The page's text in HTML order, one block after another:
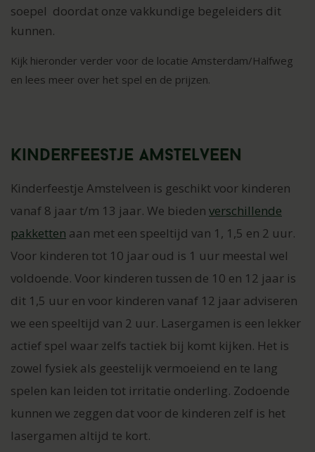
soepel doordat onze vakkundige begeleiders dit
kunnen.
Kijk hieronder verder voor de locatie Amsterdam/Halfweg
en lees meer over het spel en de prijzen.
Kinderfeestje Amstelveen
Kinderfeestje Amstelveen is geschikt voor kinderen
vanaf 8 jaar t/m 13 jaar. We bieden verschillende
pakketten aan met een speeltijd van 1, 1,5 en 2 uur.
Voor kinderen tot 10 jaar oud is 1 uur meestal wel
voldoende. Voor kinderen tussen de 10 en 12 jaar is
dit 1,5 uur en voor kinderen vanaf 12 jaar adviseren
we een speeltijd van 2 uur. Lasergamen is een lekker
actief spel waar zelfs tactiek bij komt kijken. Het is
zowel fysiek als geestelijk vermoeiend en te lang
spelen kan leiden tot irritatie onderling. Zodoende
kunnen we zeggen dat voor de kinderen zelf is het
lasergamen altijd te kort.